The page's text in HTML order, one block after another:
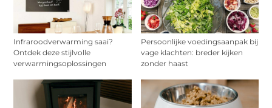
Infraroodverwarming saai?
Ontdek deze stijlvolle
verwarmingsoplossingen
Persoonlijke voedingsaanpak bij
vage klachten: breder kijken
zonder haast